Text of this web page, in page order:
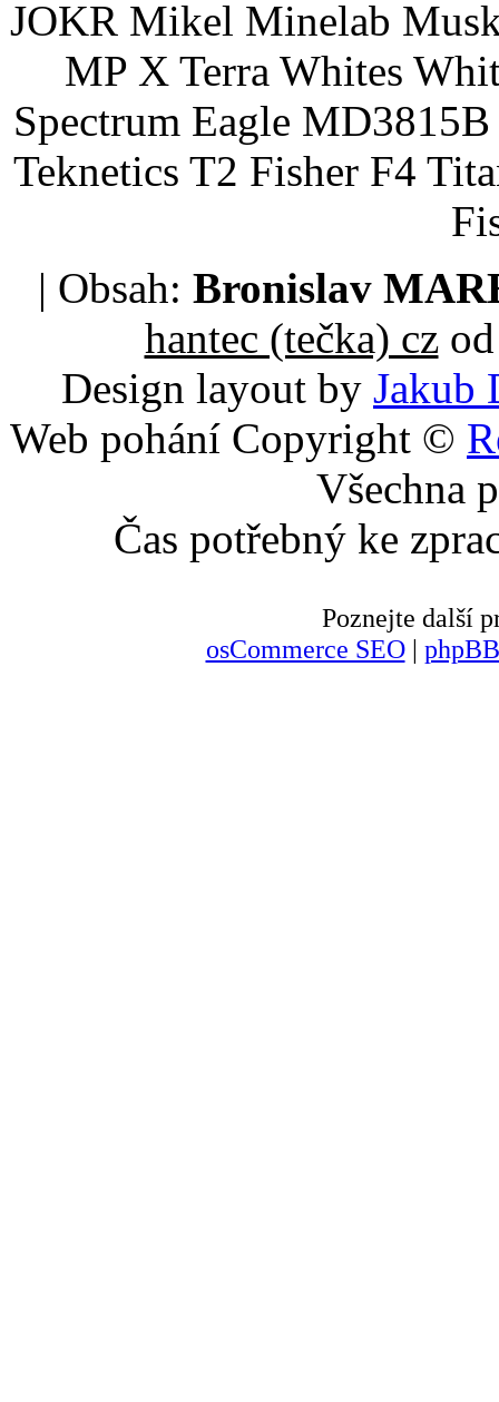
JOKR Mikel Minelab
MP X Terra Whites
Spectrum Eagle
Teknetics T2 Fisher F4
| Obsah: Bronislav
hantec (tečka) czod
Design layout by Jakub
Web pohání Copyright ©
Všechna
Čas potřebný ke
Poznejte další
osCommerce SEO|